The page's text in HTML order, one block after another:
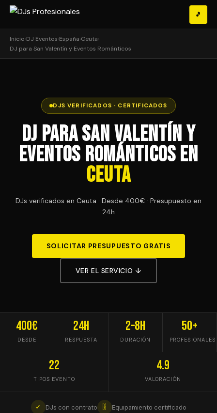
🎵
Inicio›DJ Eventos›España›Ceuta›
DJ para San Valentín y Eventos Románticos
DJS VERIFICADOS · CERTIFICADOS
DJ para San Valentín y
Eventos Románticos en
Ceuta
DJs verificados en Ceuta · Desde 400€ · Presupuesto en
24h
SOLICITAR PRESUPUESTO GRATIS
VER EL SERVICIO ↓
400€
DESDE
24h
RESPUESTA
2–8h
DURACIÓN
50+
PROFESIONALES
22
TIPOS EVENTO
4.9
VALORACIÓN
✓ DJs con contrato 🎚
Equipamiento certificado